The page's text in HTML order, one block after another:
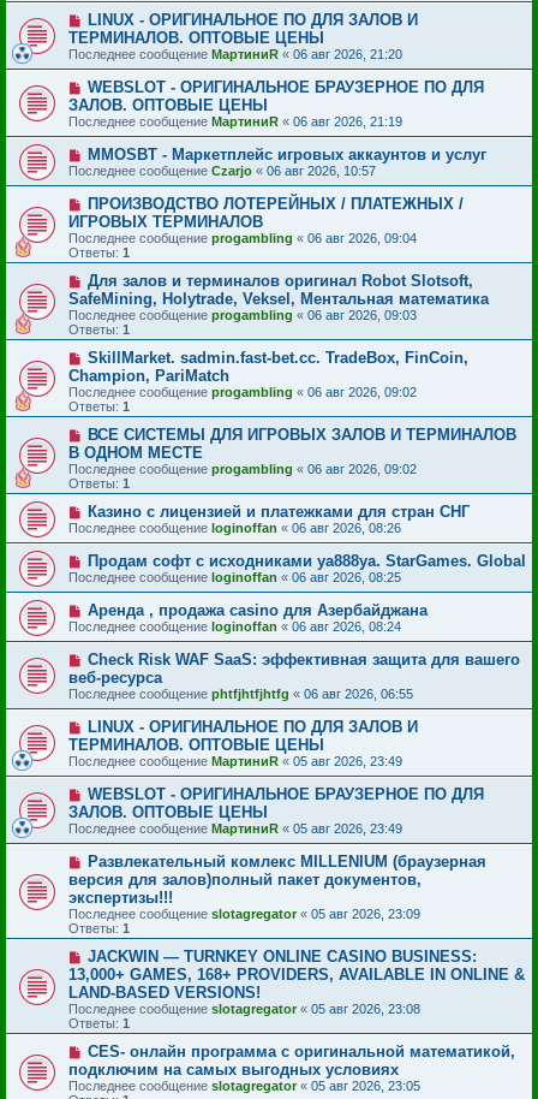
LINUX - ОРИГИНАЛЬНОЕ ПО ДЛЯ ЗАЛОВ И
ТЕРМИНАЛОВ. ОПТОВЫЕ ЦЕНЫ
Последнее сообщение МартиниR « 06 авг 2026, 21:20
WEBSLOT - ОРИГИНАЛЬНОЕ БРАУЗЕРНОЕ ПО ДЛЯ
ЗАЛОВ. ОПТОВЫЕ ЦЕНЫ
Последнее сообщение МартиниR « 06 авг 2026, 21:19
MMOSBT - Маркетплейс игровых аккаунтов и услуг
Последнее сообщение Czarjo « 06 авг 2026, 10:57
ПРОИЗВОДСТВО ЛОТЕРЕЙНЫХ / ПЛАТЕЖНЫХ /
ИГРОВЫХ ТЕРМИНАЛОВ
Последнее сообщение progambling « 06 авг 2026, 09:04
Ответы: 1
Для залов и терминалов оригинал Robot Slotsoft,
SafeMining, Holytrade, Veksel, Ментальная математика
Последнее сообщение progambling « 06 авг 2026, 09:03
Ответы: 1
SkillMarket. sadmin.fast-bet.cc. TradeBox, FinCoin,
Champion, PariMatch
Последнее сообщение progambling « 06 авг 2026, 09:02
Ответы: 1
ВСЕ СИСТЕМЫ ДЛЯ ИГРОВЫХ ЗАЛОВ И ТЕРМИНАЛОВ
В ОДНОМ МЕСТЕ
Последнее сообщение progambling « 06 авг 2026, 09:02
Ответы: 1
Казино с лицензией и платежками для стран СНГ
Последнее сообщение loginoffan « 06 авг 2026, 08:26
Продам софт с исходниками ya888ya. StarGames. Global
Последнее сообщение loginoffan « 06 авг 2026, 08:25
Аренда , продажа casino для Азербайджана
Последнее сообщение loginoffan « 06 авг 2026, 08:24
Check Risk WAF SaaS: эффективная защита для вашего
веб-ресурса
Последнее сообщение phtfjhtfjhtfg « 06 авг 2026, 06:55
LINUX - ОРИГИНАЛЬНОЕ ПО ДЛЯ ЗАЛОВ И
ТЕРМИНАЛОВ. ОПТОВЫЕ ЦЕНЫ
Последнее сообщение МартиниR « 05 авг 2026, 23:49
WEBSLOT - ОРИГИНАЛЬНОЕ БРАУЗЕРНОЕ ПО ДЛЯ
ЗАЛОВ. ОПТОВЫЕ ЦЕНЫ
Последнее сообщение МартиниR « 05 авг 2026, 23:49
Развлекательный комлекс MILLENIUM (браузерная
версия для залов)полный пакет документов,
экспертизы!!!
Последнее сообщение slotagregator« 05 авг 2026, 23:09
Ответы: 1
JACKWIN — TURNKEY ONLINE CASINO BUSINESS:
13,000+ GAMES, 168+ PROVIDERS, AVAILABLE IN ONLINE &
LAND-BASED VERSIONS!
Последнее сообщение slotagregator « 05 авг 2026, 23:08
Ответы: 1
CES- онлайн программа с оригинальной математикой,
подключим на самых выгодных условиях
Последнее сообщение slotagregator« 05 авг 2026, 23:05